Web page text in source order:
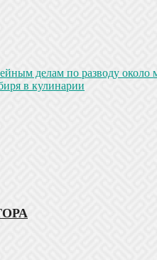
делам по разводу около
в кулинарии